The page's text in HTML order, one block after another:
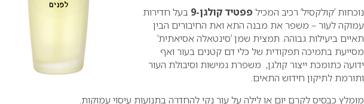
נוכחות ’קולקסיל’ רכיב המכיל פפטיד קולגן-9
בעל חדירות
עמוקה לעור – משפר את מבנה התא ואת החיבורים הבין
תאיים ביעילות גבוהה. תמצית שמן ’סינטאלה אסיאתית’
מסייעת בתמיכה תפקודית של כלי דם קטנים בעור ואף
ידועה כתומכת ייצור קולגן, משפרת גמישות וסיבולת העור
ותורמת לתיקון חידוש התאים.
מומלץ כבסיס לקרם יום או לילה על עור נקי להחדרה בתנועות עיסוי עמוקות.